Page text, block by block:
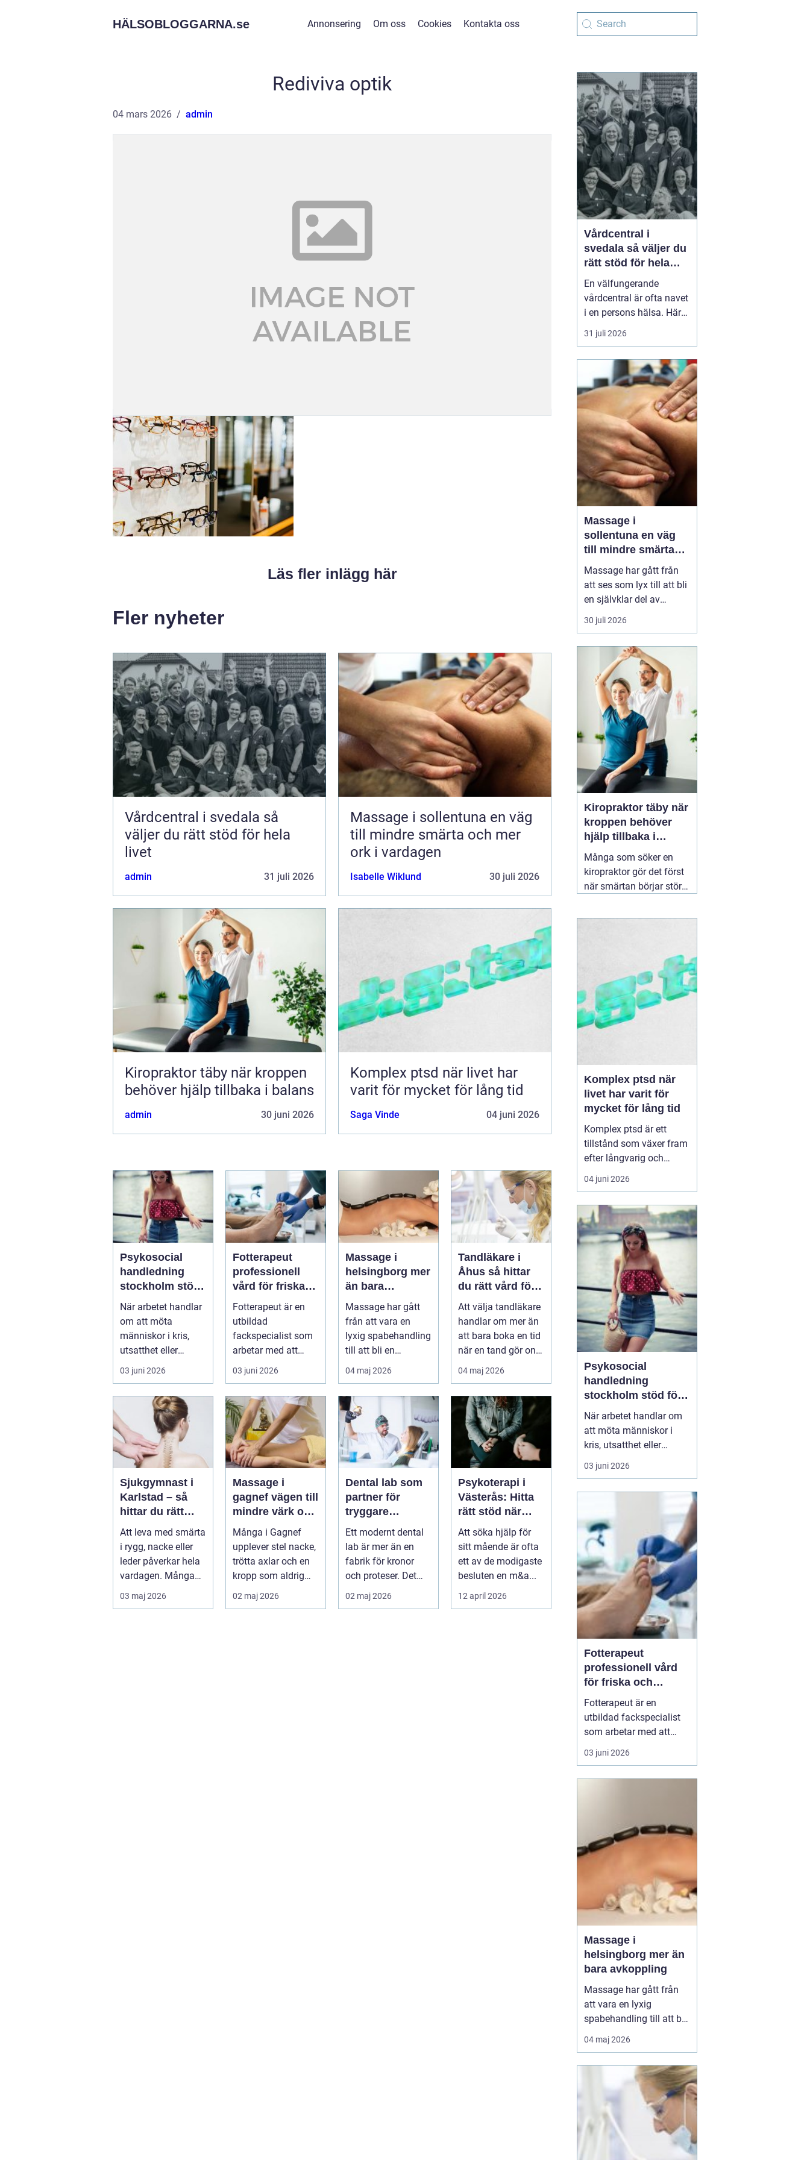
HÄLSOBLOGGARNA.se Annonsering Om oss Cookies Kontakta oss
Rediviva optik
04 mars 2026 admin
Läs fler inlägg här
Fler nyheter
Vårdcentral i svedala så
väljer du rätt stöd för hela
livet
admin 31 juli 2026
Massage i sollentuna en väg
till mindre smärta och mer
ork i vardagen
Isabelle Wiklund 30 juli 2026
Kiropraktor täby när kroppen
behöver hjälp tillbaka i balans
admin 30 juni 2026
Komplex ptsd när livet har
varit för mycket för lång tid
Saga Vinde 04 juni 2026
Psykosocial
handledning
stockholm stöd
för hållbart
arbete med
människor
När arbetet handlar
om att möta
människor i kris,
utsatthet eller
beroende prövas
både yrkesrollen o...
03 juni 2026
Fotterapeut
professionell
vård för friska
och starkare
fötter
Fotterapeut är en
utbildad
fackspecialist som
arbetar med att
förebygga,
behandla och lindra
problem...
03 juni 2026
Massage i
helsingborg mer
än bara
avkoppling
Massage har gått
från att vara en
lyxig spabehandling
till att bli en
självklar del av
mångas vardag...
04 maj 2026
Tandläkare i
Åhus så hittar
du rätt vård för
dina tänder
Att välja tandläkare
handlar om mer än
att bara boka en tid
när en tand gör ont.
En bra
tandvårdskli...
04 maj 2026
Sjukgymnast i
Karlstad – så
hittar du rätt
hjälp för smärta
och rehab
Att leva med smärta
i rygg, nacke eller
leder påverkar hela
vardagen. Många
03 maj 2026
Massage i
gagnef vägen till
mindre värk och
mer
vardagsenergi
Många i Gagnef
upplever stel nacke,
trötta axlar och en
kropp som aldrig
riktigt hinner
återhämta si...
02 maj 2026
Dental lab som
partner för
tryggare
tandvård
Ett modernt dental
lab är mer än en
fabrik för kronor
och proteser. Det
fungerar som en
förlängning ...
02 maj 2026
Psykoterapi i
Västerås: Hitta
rätt stöd när
livet skaver
Att söka hjälp för
sitt mående är ofta
ett av de modigaste
besluten en m&a...
12 april 2026
Vårdcentral i
svedala så väljer du
rätt stöd för hela
livet
En välfungerande
vårdcentral är ofta navet
i en persons hälsa. Här
får människor hjälp med
allt från förkylningar och
sjukdomar, psykisk
ohälsa och
rehabilitering. I en
växande kommun som
Svedala blir valet av
vårdcentral extr...
31 juli 2026
Massage i
sollentuna en väg
till mindre smärta
och mer ork i
vardagen
Massage har gått från
att ses som lyx till att bli
en självklar del av
många människors
hälsa och vardag. Allt
norr om Stockholm
sökerprofessionell
massage Sollentuna för
30 juli 2026
Kiropraktor täby när
kroppen behöver
hjälp tillbaka i
balans
Många som söker en
kiropraktor gör det först
när smärtan börjar störa
Ryggont, stel nacke eller
som att jobba, sova eller
träna betydligt svårare.
För den som letar efter
en 30 juni 2026
Komplex ptsd när
livet har varit för
mycket för lång tid
Komplex ptsd är ett
tillstånd som växer fram
efter långvarig och
upprepad utsatthet, ofta
i relationer som skulle
känner sig förvirrade,
skamsna eller svaga när
kropp och psyke
reagerar starkare än vad
situationen verkar
motivera. ...
04 juni 2026
Psykosocial
handledning
stockholm stöd för
hållbart arbete med
människor
När arbetet handlar om
att möta människor i
kris, utsatthet eller
beroende prövas både
yrkesrollen och den egna
socialtjänst, skola,
omsorg, HVB, öppenvård
eller rättsväsende känner
igen kombinationen av
höga krav, kompl...
03 juni 2026
Fotterapeut
professionell vård
för friska och
starkare fötter
Fotterapeut är en
utbildad fackspecialist
som arbetar med att
förebygga, behandla och
lindra problem i fötter
tid utan att söka hjälp,
trots att rätt behandling
o...
03 juni 2026
Massage i
helsingborg mer än
bara avkoppling
Massage har gått från
att vara en lyxig
spabehandling till att bli
en självklar del av
mångas vardagliga
visar att regelbunden
beröring kan sänka
stressnivåer, lindra
smärta och förbättra
sömnen. I en stad som
04 maj 2026